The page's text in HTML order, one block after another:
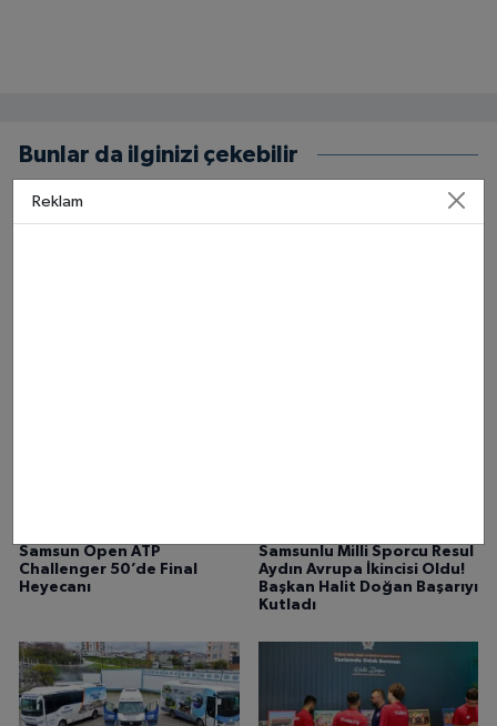
Bunlar da ilginizi çekebilir
Samsun Open ATP
Challenger 50’de Final
Heyecanı
Samsunlu Milli Sporcu Resul
Aydın Avrupa İkincisi Oldu!
Başkan Halit Doğan Başarıyı
Kutladı
Reklam